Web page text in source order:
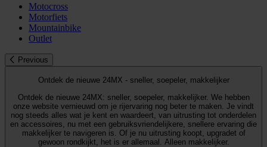
Motocross
Motorfiets
Mountainbike
Outlet
Previous
Ontdek de nieuwe 24MX - sneller, soepeler, makkelijker
Ontdek de nieuwe 24MX: sneller, soepeler, makkelijker. We hebben
onze website vernieuwd om je rijervaring nog beter te maken. Je vindt
nog steeds alles wat je kent en waardeert, van uitrusting tot onderdelen
en accessoires, nu met een gebruiksvriendelijkere, snellere ervaring die
makkelijker te navigeren is. Of je nu uitrusting koopt, upgradet of
gewoon rondkijkt, het is er allemaal. Alleen makkelijker.